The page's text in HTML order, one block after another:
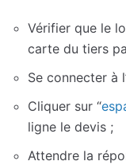
Vérifier que le
carte du tiers
Se connecter à
Cliquer sur “
ligne le devis ;
Attendre la